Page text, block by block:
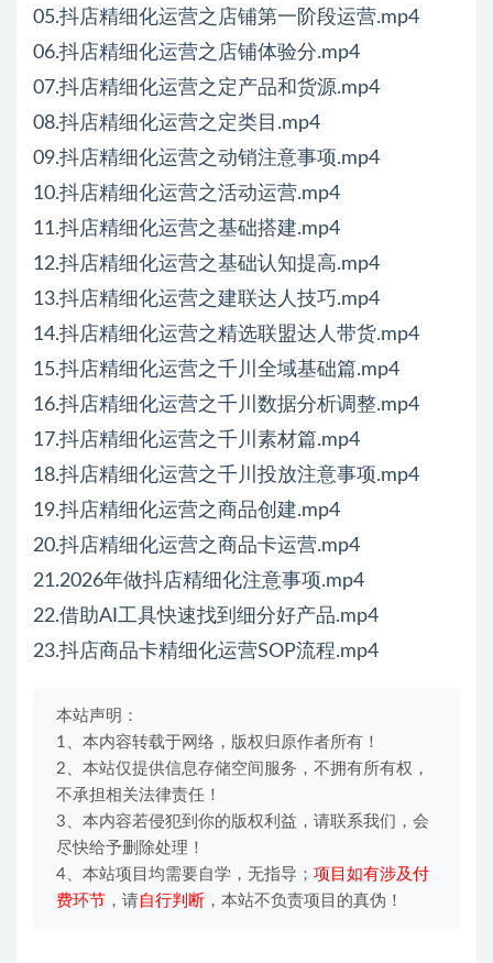
05.抖店精细化运营之店铺第一阶段运营.mp4
06.抖店精细化运营之店铺体验分.mp4
07.抖店精细化运营之定产品和货源.mp4
08.抖店精细化运营之定类目.mp4
09.抖店精细化运营之动销注意事项.mp4
10.抖店精细化运营之活动运营.mp4
11.抖店精细化运营之基础搭建.mp4
12.抖店精细化运营之基础认知提高.mp4
13.抖店精细化运营之建联达人技巧.mp4
14.抖店精细化运营之精选联盟达人带货.mp4
15.抖店精细化运营之千川全域基础篇.mp4
16.抖店精细化运营之千川数据分析调整.mp4
17.抖店精细化运营之千川素材篇.mp4
18.抖店精细化运营之千川投放注意事项.mp4
19.抖店精细化运营之商品创建.mp4
20.抖店精细化运营之商品卡运营.mp4
21.2026年做抖店精细化注意事项.mp4
22.借助AI工具快速找到细分好产品.mp4
23.抖店商品卡精细化运营SOP流程.mp4
本站声明：
1、本内容转载于网络，版权归原作者所有！
2、本站仅提供信息存储空间服务，不拥有所有权，
不承担相关法律责任！
3、本内容若侵犯到你的版权利益，请联系我们，会
尽快给予删除处理！
4、本站项目均需要自学，无指导； 项目如有涉及付
费环节 ，请自行判断 ，本站不负责项目的真伪！